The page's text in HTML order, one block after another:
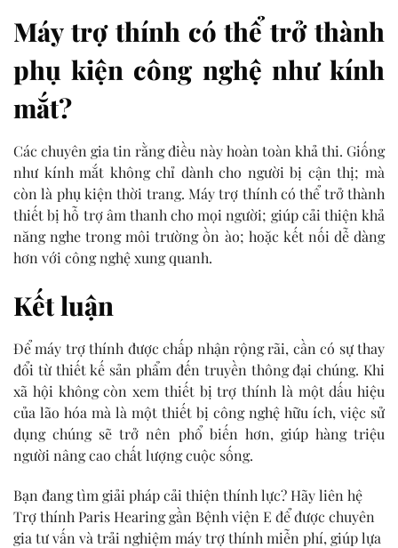
Máy trợ thính có thể trở thành
phụ kiện công nghệ như kính
mắt?
Các chuyên gia tin rằng điều này hoàn toàn khả thi. Giống
như kính mắt không chỉ dành cho người bị cận thị; mà
còn là phụ kiện thời trang. Máy trợ thính có thể trở thành
thiết bị hỗ trợ âm thanh cho mọi người; giúp cải thiện khả
năng nghe trong môi trường ồn ào; hoặc kết nối dễ dàng
hơn với công nghệ xung quanh.
Kết luận
Để máy trợ thính được chấp nhận rộng rãi, cần có sự thay
đổi từ thiết kế sản phẩm đến truyền thông đại chúng. Khi
xã hội không còn xem thiết bị trợ thính là một dấu hiệu
của lão hóa mà là một thiết bị công nghệ hữu ích, việc sử
dụng chúng sẽ trở nên phổ biến hơn, giúp hàng triệu
người nâng cao chất lượng cuộc sống.
Bạn đang tìm giải pháp cải thiện thính lực? Hãy liên hệ
Trợ thính Paris Hearing gần Bệnh viện E để được chuyên
gia tư vấn và trải nghiệm máy trợ thính miễn phí, giúp lựa